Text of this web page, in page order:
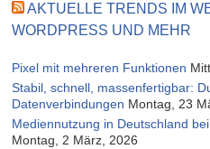
AKTUELLE TRENDS IM
WORDPRESS UND MEHR
Pixel mit mehreren Funktionen
Stabil, schnell, massenfertigbar:
Datenverbindungen Montag, 23
Mediennutzung in Deutschland
Montag, 2 März, 2026